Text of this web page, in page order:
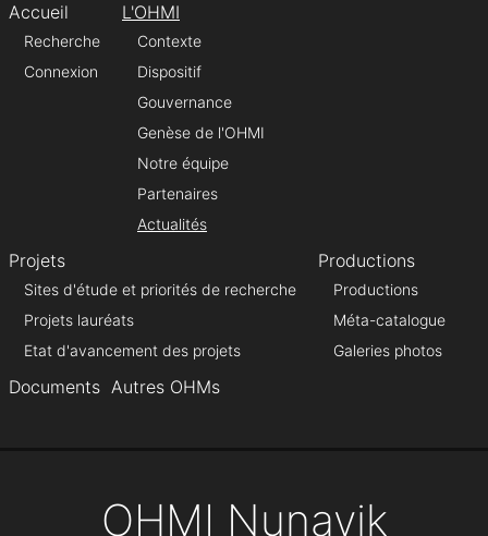
Accueil
Recherche
Connexion
L'OHMI
Contexte
Dispositif
Gouvernance
Genèse de l'OHMI
Notre équipe
Partenaires
Actualités
Projets
Sites d'étude et priorités de recherche
Projets lauréats
Etat d'avancement des projets
Productions
Productions
Méta-catalogue
Galeries photos
Documents Autres OHMs
OHMI Nunavik